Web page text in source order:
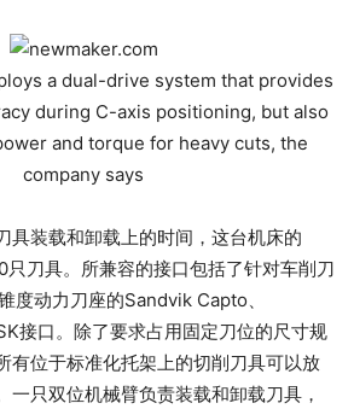
a dual-drive system that provides
during C-axis positioning, but also
and torque for heavy cuts, the
company says
具装载和卸载上的时间，这台机床的
刀具。所兼容的接口包括了针对车削刀
度动力刀座的Sandvik Capto、
接口。除了要求占用固定刀位的尺寸规
有位于标准化托架上的切削刀具可以放
一只双位机械臂负责装载和卸载刀具，